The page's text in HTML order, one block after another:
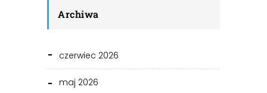
Archiwa
czerwiec 2026
maj 2026